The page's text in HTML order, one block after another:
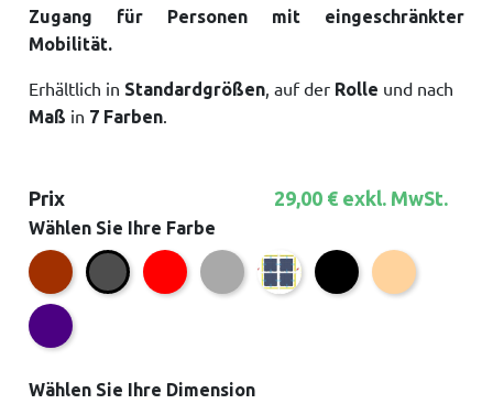
Zugang für Personen mit eingeschränkter
Mobilität.
Erhältlich in Standardgrößen, auf der Rolle und nach
Maß in 7 Farben.
Prix 29,00 € exkl. MwSt.
Wählen Sie Ihre Farbe
Braun AnthrazitRot Grau BordeauxSchwarzBeige
Indigo
Wählen Sie Ihre Dimension